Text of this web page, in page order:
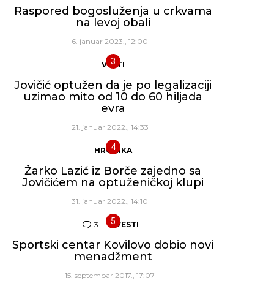
Raspored bogosluženja u crkvama
na levoj obali
6. januar 2023., 12:00
VESTI
Jovičić optužen da je po legalizaciji
uzimao mito od 10 do 60 hiljada
evra
21. januar 2022., 14:33
HRONIKA
Žarko Lazić iz Borče zajedno sa
Jovičićem na optuženičkoj klupi
31. januar 2022., 14:10
3 Komentara
VESTI
Sportski centar Kovilovo dobio novi
menadžment
15. septembar 2017., 17:07